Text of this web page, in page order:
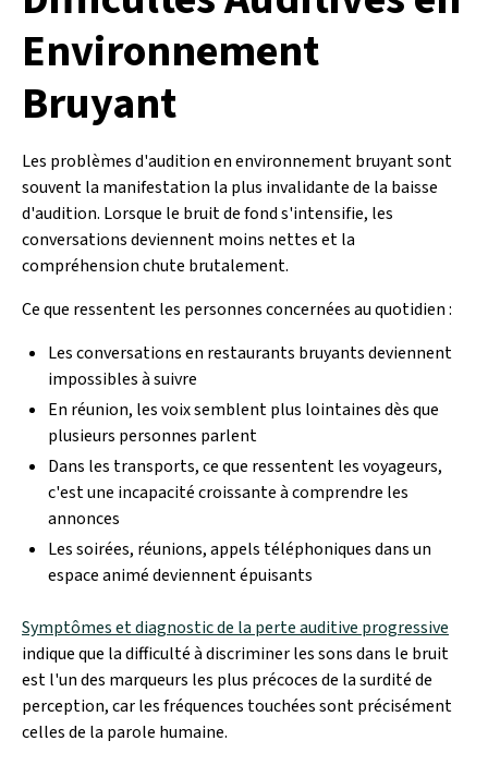
Environnement
Bruyant
Les problèmes d'audition en environnement bruyant sont
souvent la manifestation la plus invalidante de la baisse
d'audition. Lorsque le bruit de fond s'intensifie, les
conversations deviennent moins nettes et la
compréhension chute brutalement.
Ce que ressentent les personnes concernées au quotidien :
Les conversations en restaurants bruyants deviennent
impossibles à suivre
En réunion, les voix semblent plus lointaines dès que
plusieurs personnes parlent
Dans les transports, ce que ressentent les voyageurs,
c'est une incapacité croissante à comprendre les
annonces
Les soirées, réunions, appels téléphoniques dans un
espace animé deviennent épuisants
Symptômes et diagnostic de la perte auditive progressive
indique que la difficulté à discriminer les sons dans le bruit
est l'un des marqueurs les plus précoces de la surdité de
perception, car les fréquences touchées sont précisément
celles de la parole humaine.